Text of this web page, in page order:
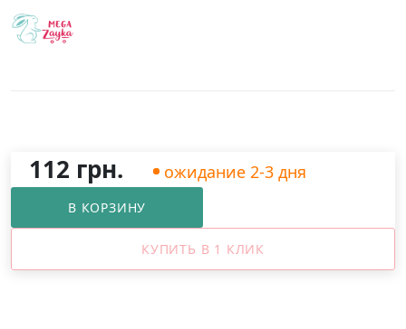
112 грн. ожидание 2-3 дня
В КОРЗИНУ
КУПИТЬ В 1 КЛИК